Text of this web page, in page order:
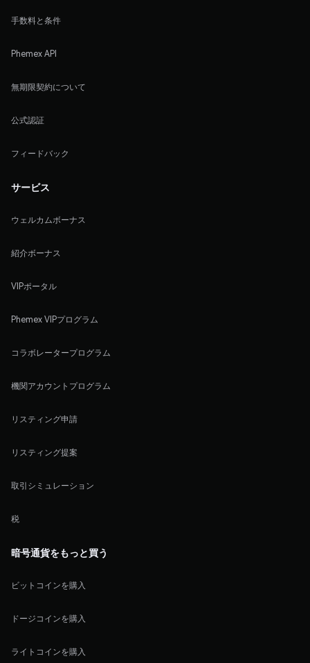
手数料と条件
Phemex API
無期限契約について
公式認証
フィードバック
サービス
ウェルカムボーナス
紹介ボーナス
VIPポータル
Phemex VIPプログラム
コラボレータープログラム
機関アカウントプログラム
リスティング申請
リスティング提案
取引シミュレーション
税
暗号通貨をもっと買う
ビットコインを購入
ドージコインを購入
ライトコインを購入